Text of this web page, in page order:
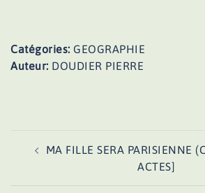
Catégories: GEOGRAPHIE
Auteur: DOUDIER PIERRE
d’articleMA FILLE SERA PARISIENNE
ACTES]